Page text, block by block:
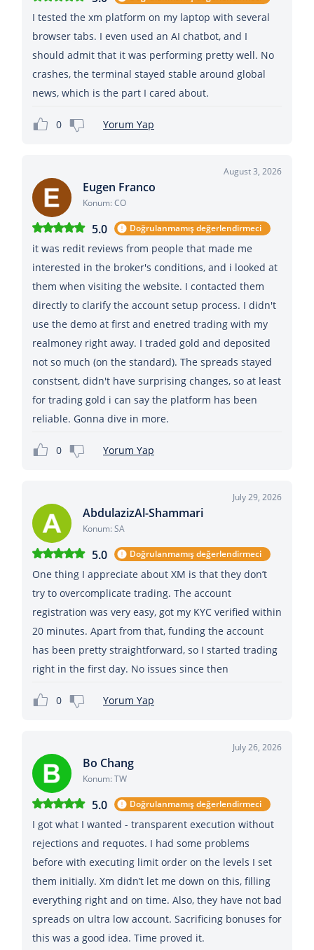
I tested the xm platform on my laptop with several
browser tabs. I even used an AI chatbot, and I
should admit that it was performing pretty well. No
crashes, the terminal stayed stable around global
news, which is the part I cared about.
0 Yorum Yap
August 3, 2026
Eugen Franco
Konum: CO
5.0 Doğrulanmamış değerlendirmeci
it was redit reviews from people that made me
interested in the broker's conditions, and i looked at
them when visiting the website. I contacted them
directly to clarify the account setup process. I didn't
use the demo at first and enetred trading with my
realmoney right away. I traded gold and deposited
not so much (on the standard). The spreads stayed
constsent, didn't have surprising changes, so at least
for trading gold i can say the platform has been
reliable. Gonna dive in more.
0 Yorum Yap
July 29, 2026
AbdulazizAl-Shammari
Konum: SA
5.0 Doğrulanmamış değerlendirmeci
One thing I appreciate about XM is that they don’t
try to overcomplicate trading. The account
registration was very easy, got my KYC verified within
20 minutes. Apart from that, funding the account
has been pretty straightforward, so I started trading
right in the first day. No issues since then
0 Yorum Yap
July 26, 2026
Bo Chang
Konum: TW
5.0 Doğrulanmamış değerlendirmeci
I got what I wanted - transparent execution without
rejections and requotes. I had some problems
before with executing limit order on the levels I set
them initially. Xm didn’t let me down on this, filling
everything right and on time. Also, they have not bad
spreads on ultra low account. Sacrificing bonuses for
this was a good idea. Time proved it.